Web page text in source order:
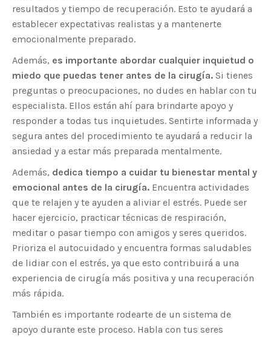
resultados y tiempo de recuperación. Esto te ayudará a
establecer expectativas realistas y a mantenerte
emocionalmente preparado.
Además, es importante abordar cualquier inquietud o
miedo que puedas tener antes de la cirugía. Si tienes
preguntas o preocupaciones, no dudes en hablar con tu
especialista. Ellos están ahí para brindarte apoyo y
responder a todas tus inquietudes. Sentirte informada y
segura antes del procedimiento te ayudará a reducir la
ansiedad y a estar más preparada mentalmente.
Además, dedica tiempo a cuidar tu bienestar mental y
emocional antes de la cirugía. Encuentra actividades
que te relajen y te ayuden a aliviar el estrés. Puede ser
hacer ejercicio, practicar técnicas de respiración,
meditar o pasar tiempo con amigos y seres queridos.
Prioriza el autocuidado y encuentra formas saludables
de lidiar con el estrés, ya que esto contribuirá a una
experiencia de cirugía más positiva y una recuperación
más rápida.
También es importante rodearte de un sistema de
apoyo durante este proceso. Habla con tus seres